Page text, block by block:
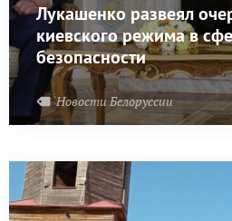
Лукашенко развеял
киевского режима в
безопасности
Новости Белоруссии